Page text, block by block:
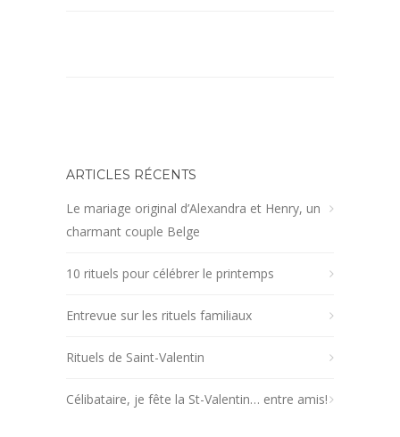
ARTICLES RÉCENTS
Le mariage original d’Alexandra et Henry, un
charmant couple Belge
10 rituels pour célébrer le printemps
Entrevue sur les rituels familiaux
Rituels de Saint-Valentin
Célibataire, je fête la St-Valentin… entre amis!